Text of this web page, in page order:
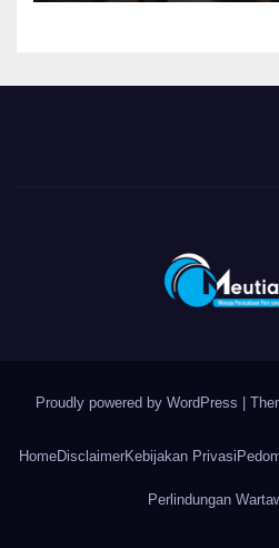
Proudly powered by WordPress
HomeDisclaimerKebijakan Privasi
Perlindungan